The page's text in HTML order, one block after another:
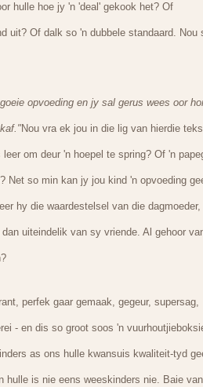
hulle hoe jy 'n 'deal' gekook het? Of
uit? Of dalk so 'n dubbele standaard. Nou
opvoeding en jy sal gerus wees oor
Nou vra ek jou in die lig van hierdie
om deur 'n hoepel te spring? Of 'n
Net so min kan jy jou kind 'n opvoeding
hy die waardestelsel van die dagmoeder,
uiteindelik van sy vriende. Al gehoor
perfek gaar gemaak, gegeur, supersag,
- en dis so groot soos 'n
as ons hulle kwansuis kwaliteit-tyd
hulle is nie eens weeskinders nie. Baie van